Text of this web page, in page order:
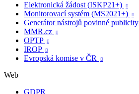
Elektronická žádost (ISKP21+)

Monitorovací systém (MS2021+) 
Generátor nástrojů povinné publicity
MMR.cz 
OPTP 
IROP 
Evropská komise v ČR 
Web
GDPR